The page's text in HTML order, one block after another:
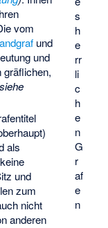
s
h
e
rr
li
c
h
e
n
G
r
af
e
n
vom
und
und
gräflichen,
als
und
zum
nicht
anderen